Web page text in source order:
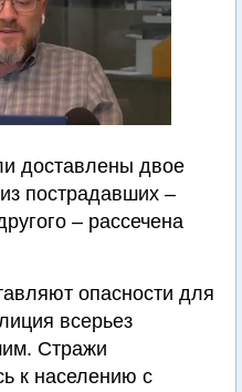
доставлены двое
пострадавших –
– рассечена
опасности для
всерьез
Стражи
к населению с